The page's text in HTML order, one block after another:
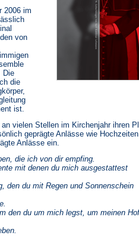
2006 im
von
Die
die
ist.
vielen Stellen im Kirchenjahr ihren
geprägte Anlässe wie
Anlässe ein.
die ich von dir empfing.
mit denen du mich ausgestattest
den du mit Regen und Sonnenschein
den du um mich legst, um meinen Hof